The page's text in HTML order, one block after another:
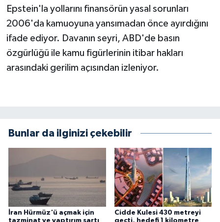
Epstein'la yollarını finansörün yasal sorunları
2006'da kamuoyuna yansımadan önce ayırdığını
ifade ediyor. Davanın seyri, ABD'de basın
özgürlüğü ile kamu figürlerinin itibar hakları
arasındaki gerilim açısından izleniyor.
Bunlar da ilginizi çekebilir
İran Hürmüz'ü açmak için
tazminat ve yaptırım şartı
Cidde Kulesi 430 metreyi
geçti, hedefi 1 kilometre